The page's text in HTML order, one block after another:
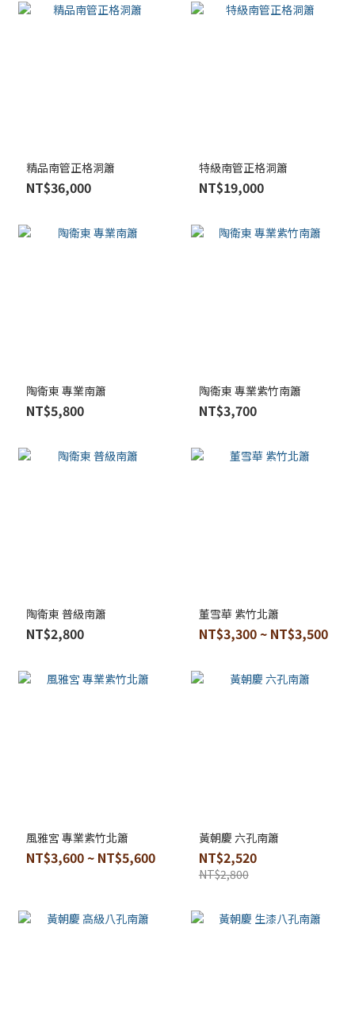
精品南管正格洞簫
NT$36,000
特級南管正格洞簫
NT$19,000
陶衛東 專業南簫
NT$5,800
陶衛東 專業紫竹南簫
NT$3,700
陶衛東 普級南簫
NT$2,800
董雪華 紫竹北簫
NT$3,300 ~ NT$3,500
風雅宮 專業紫竹北簫
NT$3,600 ~ NT$5,600
黃朝慶 六孔南簫
NT$2,520
NT$2,800